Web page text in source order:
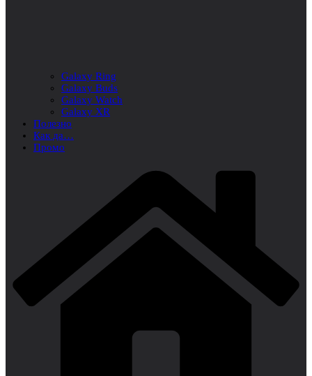
Galaxy Ring
Galaxy Buds
Galaxy Watch
Galaxy XR
Полезно
Как да…
Промо